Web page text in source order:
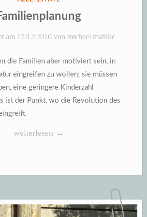
IN
am 17/12/2010 von michael mahlke
die Familien aber motiviert sein, in
eingreifen zu wollen; sie müssen
eine geringere Kinderzahl
ist der Punkt, wo die Revolution des
„Familienplanung“
weiterlesen →